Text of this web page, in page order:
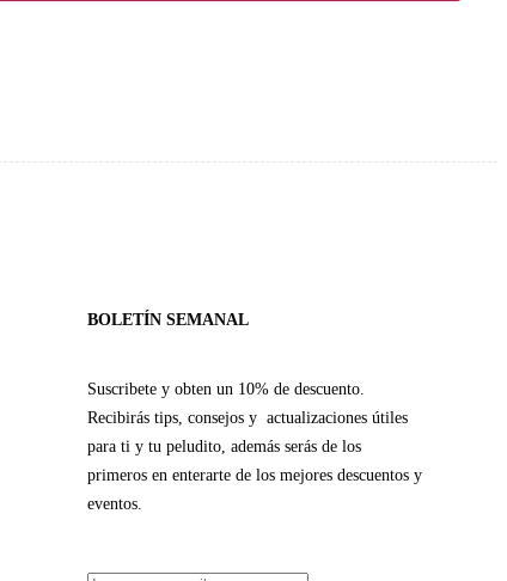
BOLETÍN SEMANAL
Suscribete y obten un 10% de descuento.
Recibirás tips, consejos y actualizaciones útiles
para ti y tu peludito, además serás de los
primeros en enterarte de los mejores descuentos y
eventos.